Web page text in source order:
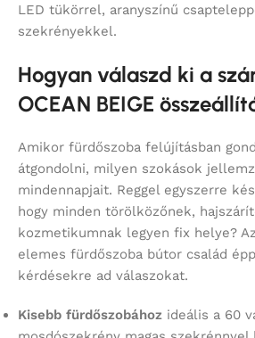
LED tükörrel, aranyszínű
szekrényekkel.
Hogyan válaszd ki a
OCEAN BEIGE
Amikor fürdőszoba felújításban
átgondolni, milyen szokások
mindennapjait. Reggel egyszerre
hogy minden törölközőnek,
kozmetikumnak legyen fix helye?
elemes fürdőszoba bútor család
kérdésekre ad válaszokat.
Kisebb fürdőszobához ideális a 60